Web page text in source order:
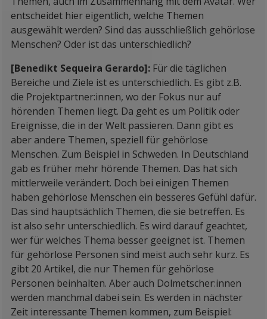
entscheidet hier eigentlich, welche Themen
ausgewählt werden? Sind das ausschließlich gehörlose
Menschen? Oder ist das unterschiedlich?
[Benedikt Sequeira Gerardo]: Für die täglichen
Bereiche und Ziele ist es unterschiedlich. Es gibt z.B.
die Projektpartner:innen, wo der Fokus nur auf
hörenden Themen liegt. Da geht es um Politik oder
Ereignisse, die in der Welt passieren. Dann gibt es
aber andere Themen, speziell für gehörlose
Menschen. Zum Beispiel in Schweden. In Deutschland
gab es früher mehr hörende Themen. Das hat sich
mittlerweile verändert. Doch bei einigen Themen
haben gehörlose Menschen ein besseres Gefühl dafür.
Das sind hauptsächlich Themen, die sie betreffen. Es
ist also sehr unterschiedlich. Es wird darauf geachtet,
wer für welches Thema besser geeignet ist. Themen
für gehörlose Personen sind meist auch sehr kurz. Es
gibt 20 Artikel, die nur Themen für gehörlose
Personen beinhalten. Aber auch Dolmetscher:innen
werden manchmal dabei sein. Es werden in nächster
Zeit interessante Themen kommen, zum Beispiel: